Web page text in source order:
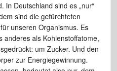
In Deutschland sind es „nur“
sind die gefürchteten
unseren Organismus. Es
anderes als Kohlenstoffatome,
um Zucker. Und den
zur Energiegewinnung.